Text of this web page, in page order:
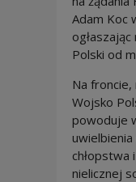
Adam Koc
Polski od
Na
Wojsko
powoduje
chłopstwa
nielicznej